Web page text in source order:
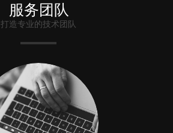
服务团队
打造专业的技术团队